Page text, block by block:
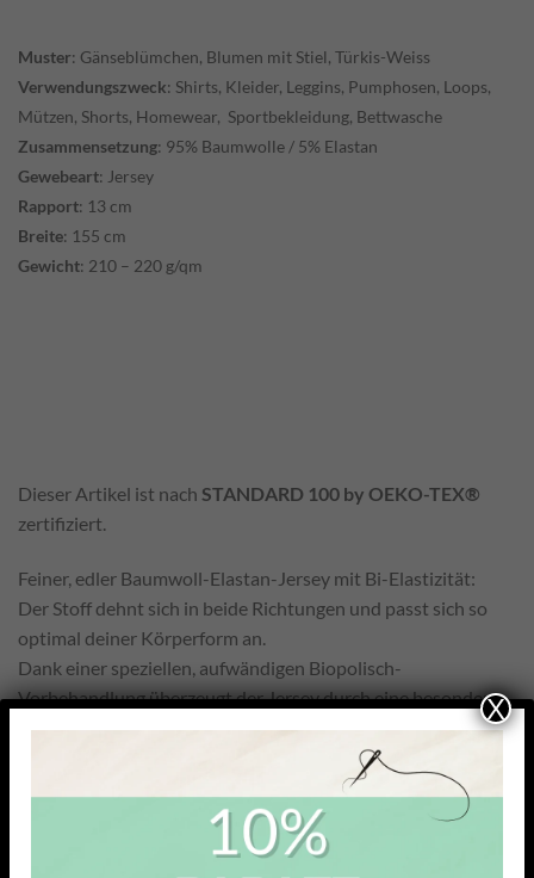
Muster: Gänseblümchen, Blumen mit Stiel, Türkis-Weiss
Verwendungszweck: Shirts, Kleider, Leggins, Pumphosen, Loops,
Mützen, Shorts, Homewear, Sportbekleidung, Bettwasche
Zusammensetzung: 95% Baumwolle / 5% Elastan
Gewebeart: Jersey
Rapport: 13 cm
Breite: 155 cm
Gewicht: 210 – 220 g/qm
Dieser Artikel ist nach STANDARD 100 by OEKO-TEX®
zertifiziert.
Feiner, edler Baumwoll-Elastan-Jersey mit Bi-Elastizität:
Der Stoff dehnt sich in beide Richtungen und passt sich so
optimal deiner Körperform an.
Dank einer speziellen, aufwändigen Biopolisch-
Vorbehandlung überzeugt der Jersey durch eine besonders
glatte Oberfläche – frei von Knoten, Flusen oder
Unser Baumwolljersey ist hautfreundlich, atmungsaktiv,
X